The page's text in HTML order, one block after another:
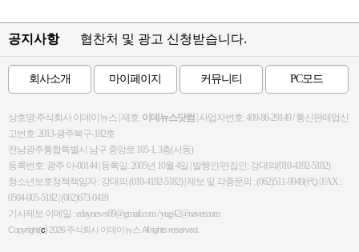
공지사항 협찬처 및 광고 신청받습니다.
회사소개 마이페이지 커뮤니티 PC모드
상호명:주식회사 이데이뉴스 | 제호: 이데뉴스닷컴 | 사업자번호: 409-86-29149 / 통신판매업신
고번호: 2013-광주북구-182호
전남광주통합특별시 남구 중앙로 105-1, 3층(서동)
등록번호: 광주 아-00144 | 등록일: 2005년 10월 4일 | 발행인/편집인: 강대의(010-4192-5182)
청소년보호정책책임자 : 강대의 (010-4192-5182) | 제보 및 각종문의 : (062)511-9949(代) | FAX :
0504-005-5182 | (062)673-0419
기사제보 이메일 : edaynews69@gmail.com / yug42@naver.com
Copyright(c) 2026주식회사 이데이뉴스All rights reserved.